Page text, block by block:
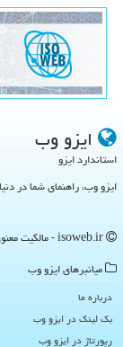
ایزو وب
استاندارد ایزو
ایزو وب، راهنمای شما در
میانبرهای ایزو وب
درباره ما
بک لینک در ایزو وب
رپورتاژ در ایزو وب